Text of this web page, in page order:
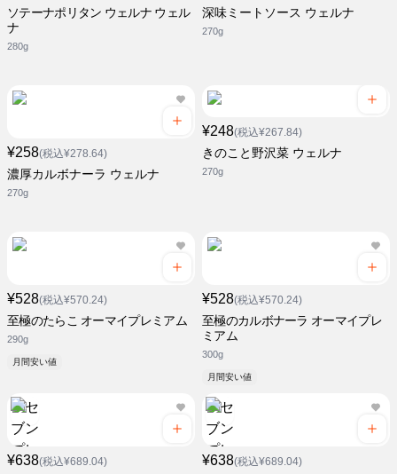
ソテーナポリタン ウェルナ ウェル
ナ
280g
深味ミートソース ウェルナ
270g
¥258(税込¥278.64)
濃厚カルボナーラ ウェルナ
270g
¥248(税込¥267.84)
きのこと野沢菜 ウェルナ
270g
¥528(税込¥570.24)
至極のたらこ オーマイプレミアム
290g
月間安い値
¥528(税込¥570.24)
至極のカルボナーラ オーマイプレ
ミアム
300g
月間安い値
¥638(税込¥689.04) ¥638(税込¥689.04)